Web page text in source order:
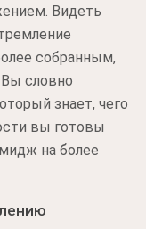
Видеть
собранным,
словно
знает, чего
вы готовы
на более